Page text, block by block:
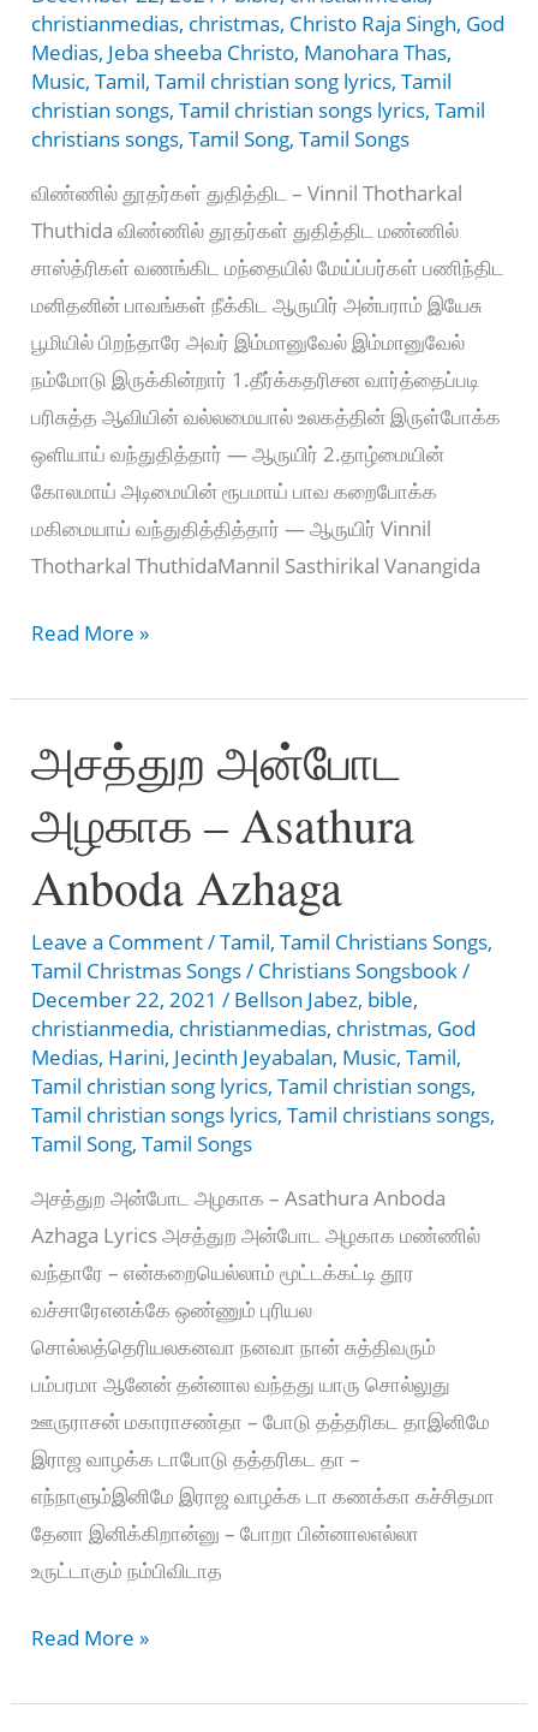
christianmedias, christmas, Christo Raja Singh, God
Medias, Jeba sheeba Christo, Manohara Thas,
Music,Tamil,Tamil christian song lyrics,Tamil
christian songs,Tamil christian songs lyrics,Tamil
christians songs,Tamil Song,Tamil Songs
விண்ணில் தூதர்கள் துதித்திட – Vinnil Thotharkal
Thuthida விண்ணில் தூதர்கள் துதித்திட மண்ணில்
சாஸ்த்ரிகள் வணங்கிட மந்தையில் மேய்ப்பர்கள் பணிந்திட
மனிதனின் பாவங்கள் நீக்கிட ஆருயிர் அன்பராம் இயேசு
பூமியில் பிறந்தாரே அவர் இம்மானுவேல் இம்மானுவேல்
நம்மோடு இருக்கின்றார் 1.தீர்க்கதரிசன வார்த்தைப்படி
பரிசுத்த ஆவியின் வல்லமையால் உலகத்தின் இருள்போக்க
ஒளியாய் வந்துதித்தார் — ஆருயிர் 2.தாழ்மையின்
கோலமாய் அடிமையின் ரூபமாய் பாவ கறைபோக்க
மகிமையாய் வந்துதித்தித்தார் — ஆருயிர் Vinnil
Thotharkal ThuthidaMannil Sasthirikal Vanangida
விண்ணில்
துதித்திட
–
Vinnil
Thotharkal
Thuthida
Read More »
அசத்துற அன்போட
அழகாக – Asathura
Anboda Azhaga
Leave a Comment/Tamil,Tamil Christians Songs,
Tamil Christmas Songs/ Christians Songsbook/
December 22, 2021/ Bellson Jabez, bible,
christianmedia, christianmedias, christmas, God
Medias, Harini, Jecinth Jeyabalan, Music,Tamil,
Tamil christian song lyrics,Tamil christian songs,
Tamil christian songs lyrics,Tamil christians songs,
Tamil Song,Tamil Songs
அசத்துற அன்போட அழகாக – Asathura Anboda
Azhaga Lyrics அசத்துற அன்போட அழகாக மண்ணில்
வந்தாரே – என்கறையெல்லாம் மூட்டக்கட்டி தூர
வச்சாரேஎனக்கே ஒண்ணும் புரியல
சொல்லத்தெரியலகனவா நனவா நான் சுத்திவரும்
பம்பரமா ஆனேன் தன்னால வந்தது யாரு சொல்லுது
ஊருராசன் மகாராசண்தா – போடு தத்தரிகட தாஇனிமே
இராஜ வாழக்க டாபோடு தத்தரிகட தா –
எந்நாளும்இனிமே இராஜ வாழக்க டா கணக்கா கச்சிதமா
தேனா இனிக்கிறான்னு – போறா பின்னாலஎல்லா
உருட்டாகும் நம்பிவிடாத
அசத்துற
அழகாக
Read More »